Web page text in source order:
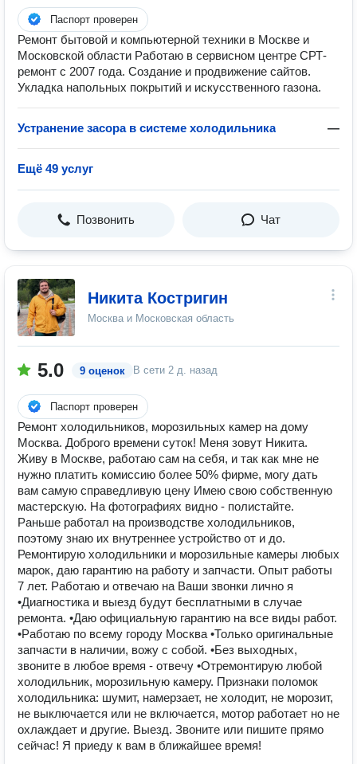
Паспорт проверен
Ремонт бытовой и компьютерной техники в Москве и
Московской области Работаю в сервисном центре СРТ-
ремонт с 2007 года. Создание и продвижение сайтов.
Укладка напольных покрытий и искусственного газона.
Устранение засора в системе холодильника —
Ещё 49 услуг
Позвонить Чат
Никита Костригин
Москва и Московская область
5.0 9 оценок В сети 2 д. назад
Паспорт проверен
Ремонт холодильников, морозильных камер на дому
Москва. Доброго времени суток! Меня зовут Никита.
Живу в Москве, работаю сам на себя, и так как мне не
нужно платить комиссию более 50% фирме, могу дать
вам самую справедливую цену Имею свою собственную
мастерскую. На фотографиях видно - полистайте.
Раньше работал на производстве холодильников,
поэтому знаю их внутреннее устройство от и до.
Ремонтирую холодильники и морозильные камеры любых
марок, даю гарантию на работу и запчасти. Опыт работы
7 лет. Работаю и отвечаю на Ваши звонки лично я
•Диагностика и выезд будут бесплатными в случае
ремонта. •Даю официальную гарантию на все виды работ.
•Работаю по всему городу Москва •Только оригинальные
запчасти в наличии, вожу с собой. •Без выходных,
звоните в любое время - отвечу •Отремонтирую любой
холодильник, морозильную камеру. Признаки поломок
холодильника: шумит, намерзает, не холодит, не морозит,
не выключается или не включается, мотор работает но не
охлаждает и другие. Выезд. Звоните или пишите прямо
сейчас! Я приеду к вам в ближайшее время!